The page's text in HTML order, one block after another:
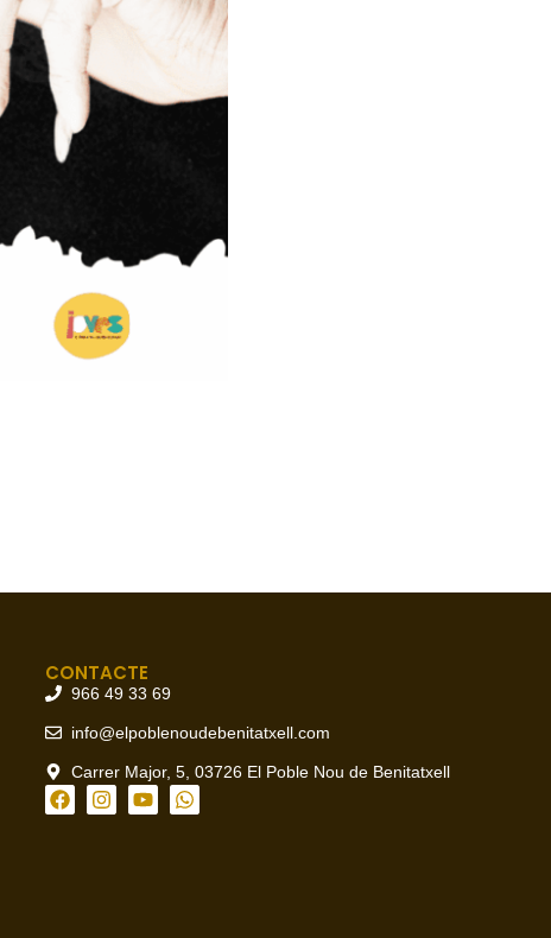
CONTACTE
966 49 33 69
info@elpoblenoudebenitatxell.com
Carrer Major, 5, 03726 El Poble Nou de Benitatxell